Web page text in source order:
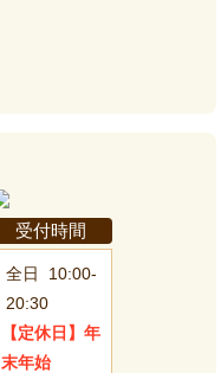
受付時間
全日
10:00-
20:30
【定休日】 年
末年始